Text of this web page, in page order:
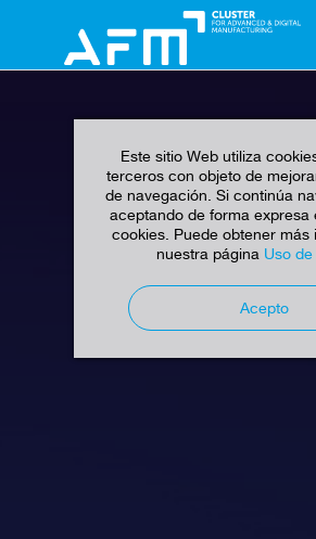
Este sitio Web utiliza
terceros con objeto de
de navegación. Si continúa
aceptando de forma expresa
cookies. Puede obtener más
nuestra página Uso
Acepto